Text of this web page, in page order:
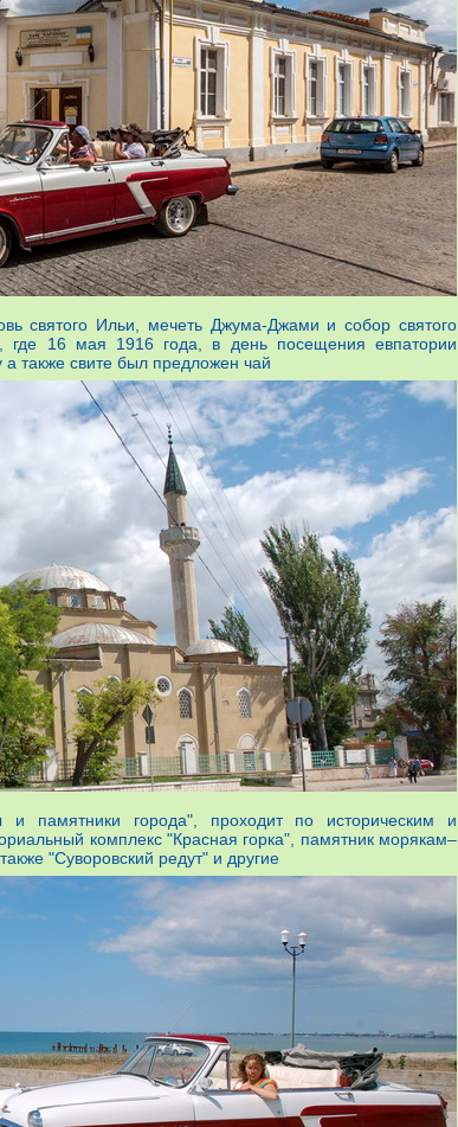
святого Ильи, мечеть Джума-Джами и собор святого
где 16 мая 1916 года, в день посещения евпатории
также свите был предложен чай
памятники города", проходит по историческим и
комплекс "Красная горка", памятник морякам–
"Суворовский редут" и другие